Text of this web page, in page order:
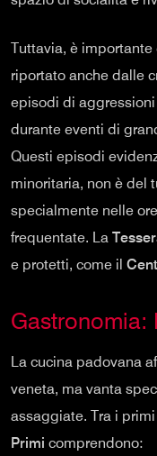
Tuttavia, è
riportato anche dalle
episodi di
durante eventi di
Questi episodi
minoritaria, non è del
specialmente nelle
frequentate. La
e protetti, come il
Gastronomia:
La cucina padovana
veneta, ma vanta
assaggiate. Tra i
Primi comprendono: